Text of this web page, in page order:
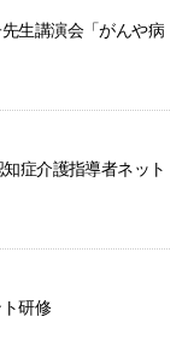
講演会「がんや病
介護指導者ネット
研修